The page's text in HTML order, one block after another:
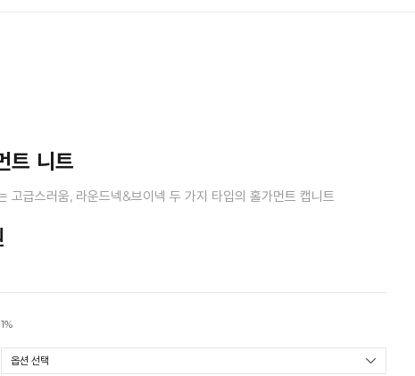
트 니트
고급스러움, 라운드넥&브이넥 두 가지 타입의 홀가먼트 캡니트
1%